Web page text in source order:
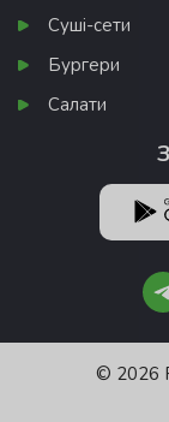
Суші-сети
Бургери
Салати
© 2026